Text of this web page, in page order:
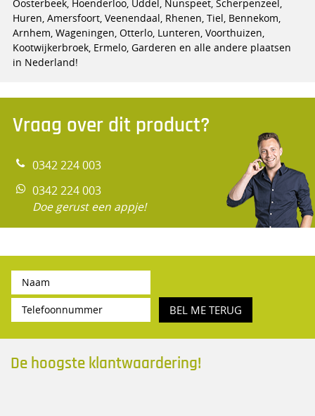
Oosterbeek, Hoenderloo, Uddel, Nunspeet, Scherpenzeel,
Huren, Amersfoort, Veenendaal, Rhenen, Tiel, Bennekom,
Arnhem, Wageningen, Otterlo, Lunteren, Voorthuizen,
Kootwijkerbroek, Ermelo, Garderen en alle andere plaatsen
in Nederland!
Vraag over dit product?
0342 224 003
0342 224 003
Doe gerust een appje!
BEL ME TERUG
De hoogste klantwaardering!